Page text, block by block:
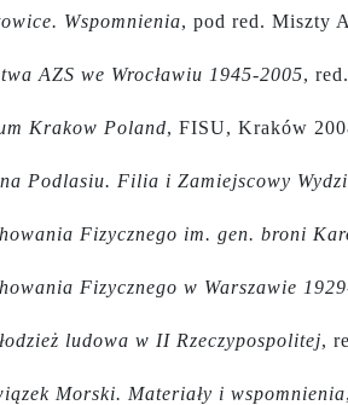
Wspomnienia, pod red. Miszty
AZS we Wrocławiu 1945-2005,
Krakow Poland, FISU, Kraków
Podlasiu. Filia i Zamiejscowy
Fizycznego im. gen. broni
Fizycznego w Warszawie
ludowa w II Rzeczypospolitej,
Morski. Materiały i wspomnienia